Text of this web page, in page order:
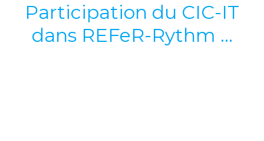
Participation du CIC-IT
dans REFeR-Rythm ...